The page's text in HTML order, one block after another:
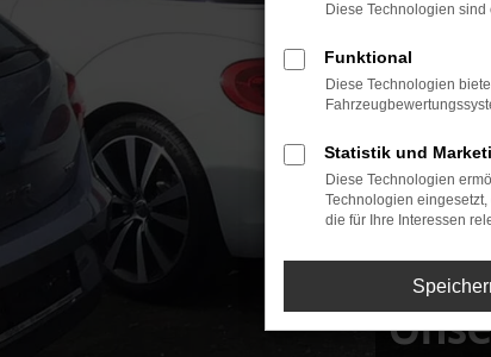
Diese Technologien
Funktional
Diese Technologien
Statistik und
Diese Technologien
Technologien
die für Ihre Interessen